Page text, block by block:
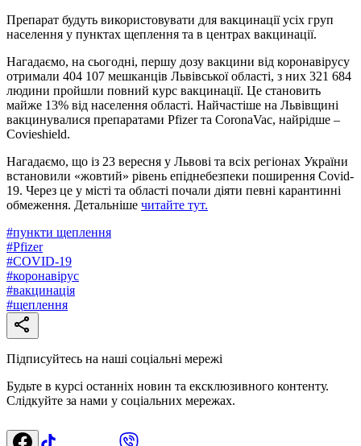
Препарат будуть використовувати для вакцинації усіх груп
населення у пунктах щеплення та в центрах вакцинації.
Нагадаємо, на сьогодні, першу дозу вакцини від коронавірусу
отримали 404 107 мешканців Львівської області, з них 321 684
людини пройшли повний курс вакцинації. Це становить
майже 13% від населення області. Найчастіше на Львівщині
вакцинувалися препаратами Pfizer та CoronaVac, найрідше –
Covieshield.
Нагадаємо, що із 23 вересня у Львові та всіх регіонах України
встановили «жовтий» рівень епіднебезпеки поширення Covid-
19. Через це у місті та області почали діяти певні карантинні
обмеження. Детальніше читайте тут.
#пункти щеплення
#Pfizer
#СОVID-19
#коронавірус
#вакцинація
#щеплення
Підписуйтесь на наші соціальні мережі
Будьте в курсі останніх новин та ексклюзивного контенту.
Слідкуйте за нами у соціальних мережах.